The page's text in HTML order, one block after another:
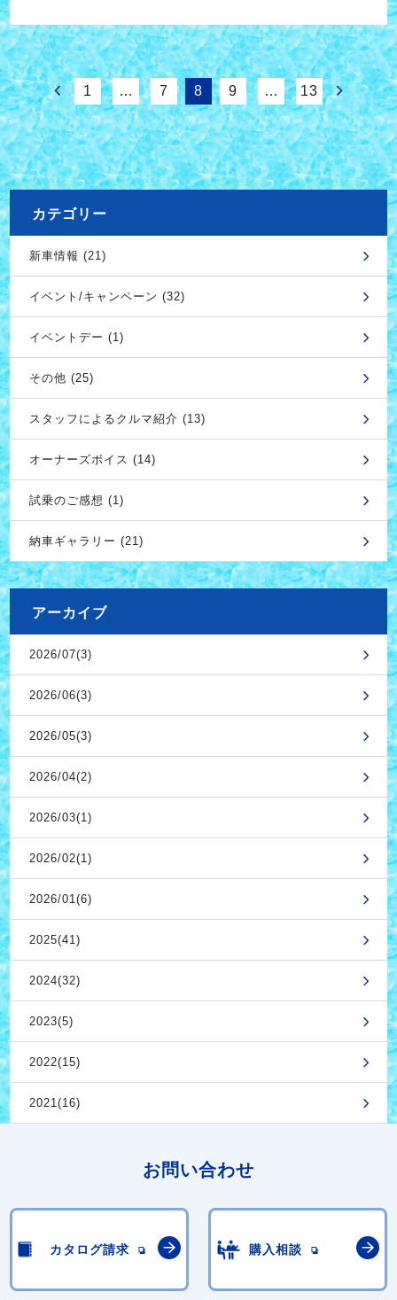
1 … 7 8 9 … 13
カテゴリー
新車情報 (21)
イベント/キャンペーン (32)
イベントデー (1)
その他 (25)
スタッフによるクルマ紹介 (13)
オーナーズボイス (14)
試乗のご感想 (1)
納車ギャラリー (21)
アーカイブ
2026/07(3)
2026/06(3)
2026/05(3)
2026/04(2)
2026/03(1)
2026/02(1)
2026/01(6)
2025(41)
2024(32)
2023(5)
2022(15)
2021(16)
お問い合わせ
カタログ請求 購入相談